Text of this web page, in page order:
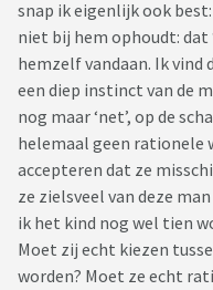
snap ik eigenlijk ook
niet bij hem ophoudt: dat
hemzelf vandaan. Ik
een diep instinct van de
nog maar ‘net’, op de
helemaal geen rationele
accepteren dat ze
ze zielsveel van deze
ik het kind nog wel tien
Moet zij echt kiezen
worden? Moet ze echt